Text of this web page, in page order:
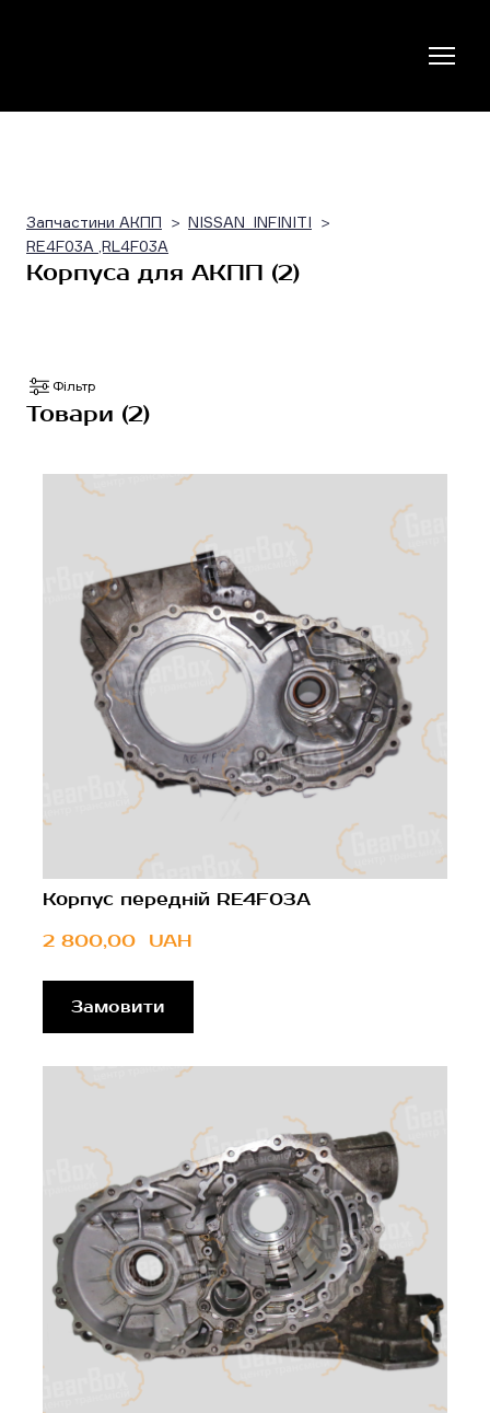
Запчастини АКПП
NISSAN_INFINITI
RE4F03A ,RL4F03A
Корпуса для АКПП (2)
Фільтр
Товари (2)
Корпус передній RE4F03A
2 800,00  UAH
Замовити